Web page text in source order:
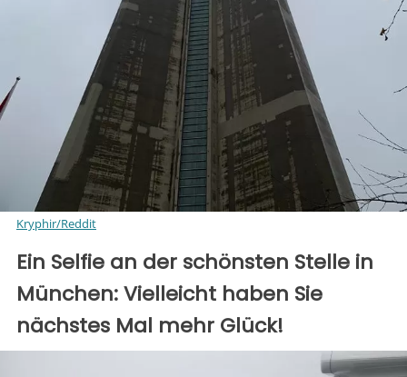
Kryphir/Reddit
Ein Selfie an der schönsten Stelle in
München: Vielleicht haben Sie
nächstes Mal mehr Glück!